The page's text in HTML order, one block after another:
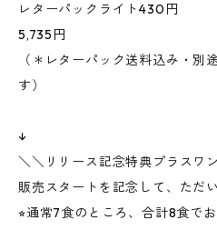
レターパックライト430円
5,735円
（＊レターパック送料込み・別
す）
↓
＼＼リリース記念特典プラスワ
販売スタートを記念して、ただ
⭐︎通常7食のところ、合計8食で